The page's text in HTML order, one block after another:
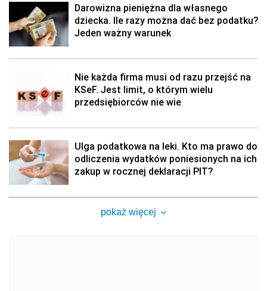
Darowizna pieniężna dla własnego
dziecka. Ile razy można dać bez podatku?
Jeden ważny warunek
Nie każda firma musi od razu przejść na
KSeF. Jest limit, o którym wielu
przedsiębiorców nie wie
Ulga podatkowa na leki. Kto ma prawo do
odliczenia wydatków poniesionych na ich
zakup w rocznej deklaracji PIT?
pokaż więcej